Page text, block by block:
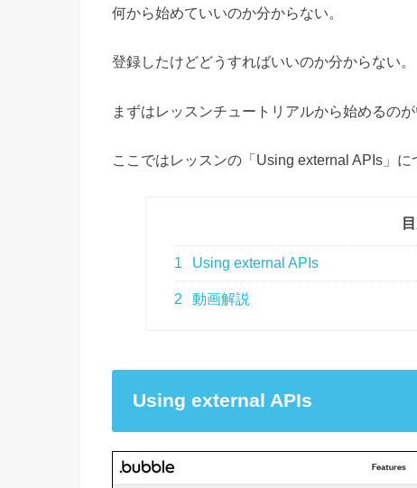
何から始めていいのか分からない。
登録したけどどうすればいいのか分からない。
まずはレッスンチュートリアルから始めるのが
ここではレッスンの「Using external APIs」に
1 Using external APIs
2 動画解説
Using external APIs